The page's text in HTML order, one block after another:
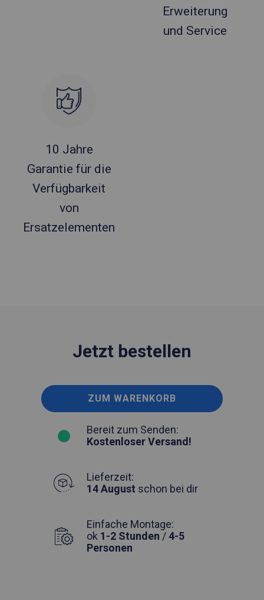
Erweiterung
und Service
10 Jahre
Garantie für die
Verfügbarkeit
von
Ersatzelementen
Jetzt bestellen
ZUM WARENKORB
Bereit zum Senden:
Kostenloser Versand!
Lieferzeit:
14 August schon bei dir
Einfache Montage:
ok 1-2 Stunden /4-5
Personen